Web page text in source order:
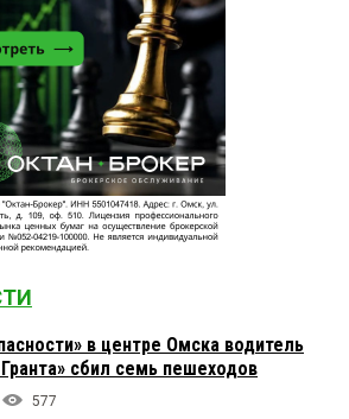
в центре Омска водитель
сбил семь пешеходов
577